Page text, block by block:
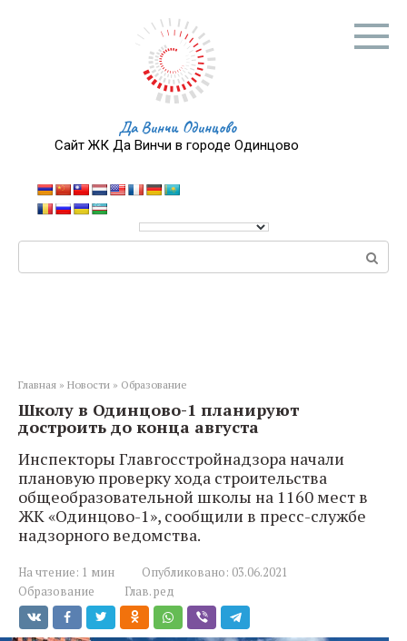
Да Винчи Одинцово
Сайт ЖК Да Винчи в городе Одинцово
Главная » Новости » Образование
Школу в Одинцово-1 планируют
достроить до конца августа
Инспекторы Главгосстройнадзора начали
плановую проверку хода строительства
общеобразовательной школы на 1160 мест в
ЖК «Одинцово-1», сообщили в пресс-службе
надзорного ведомства.
На чтение: 1 мин Опубликовано: 03.06.2021
Образование
Глав. ред